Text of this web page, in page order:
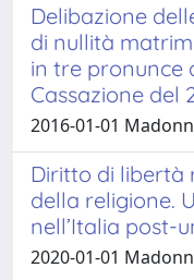
Delibazione
di nullità
in tre pronunce
Cassazione del
2016-01-01
Diritto di libertà
della religione.
nell’Italia post-
2020-01-01